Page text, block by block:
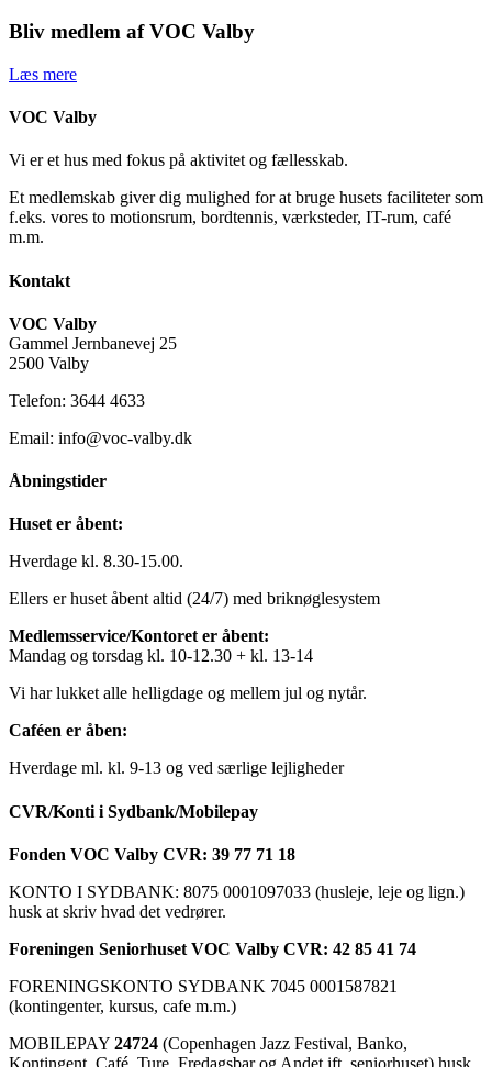
Bliv medlem af VOC Valby
Læs mere
VOC Valby
Vi er et hus med fokus på aktivitet og fællesskab.
Et medlemskab giver dig mulighed for at bruge husets faciliteter som
f.eks. vores to motionsrum, bordtennis, værksteder, IT-rum, café
m.m.
Kontakt
VOC Valby
Gammel Jernbanevej 25
2500 Valby
Telefon: 3644 4633
Email: info@voc-valby.dk
Åbningstider
Huset er åbent:
Hverdage kl. 8.30-15.00.
Ellers er huset åbent altid (24/7) med briknøglesystem
Medlemsservice/Kontoret er åbent:
Mandag og torsdag kl. 10-12.30 + kl. 13-14
Vi har lukket alle helligdage og mellem jul og nytår.
Caféen er åben:
Hverdage ml. kl. 9-13 og ved særlige lejligheder
CVR/Konti i Sydbank/Mobilepay
Fonden VOC Valby CVR: 39 77 71 18
KONTO I SYDBANK: 8075 0001097033 (husleje, leje og lign.)
husk at skriv hvad det vedrører.
Foreningen Seniorhuset VOC Valby CVR: 42 85 41 74
FORENINGSKONTO SYDBANK 7045 0001587821
(kontingenter, kursus, cafe m.m.)
MOBILEPAY 24724 (Copenhagen Jazz Festival, Banko,
Kontingent, Café, Ture, Fredagsbar og Andet ift. seniorhuset) husk